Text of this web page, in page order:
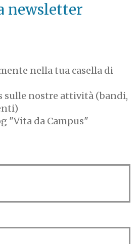
newsletter
nella tua casella di
sulle nostre attività (bandi,
"Vita da Campus"